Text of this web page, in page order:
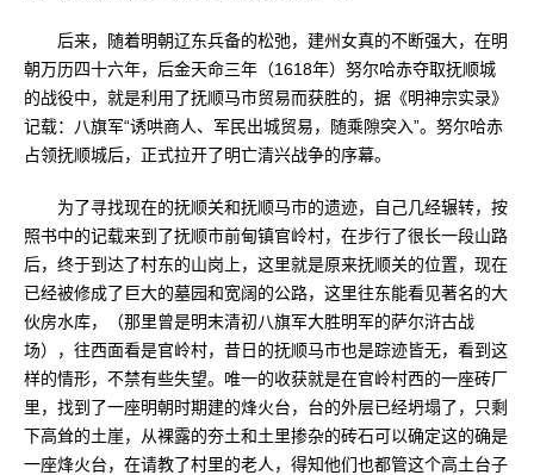
后来，随着明朝辽东兵备的松弛，建州女真的不断强大，在明
朝万历四十六年，后金天命三年（1618年）努尔哈赤夺取抚顺城
的战役中，就是利用了抚顺马市贸易而获胜的，据《明神宗实录》
记载：八旗军“诱哄商人、军民出城贸易，随乘隙突入”。努尔哈赤
占领抚顺城后，正式拉开了明亡清兴战争的序幕。
为了寻找现在的抚顺关和抚顺马市的遗迹，自己几经辗转，按
照书中的记载来到了抚顺市前甸镇官岭村，在步行了很长一段山路
后，终于到达了村东的山岗上，这里就是原来抚顺关的位置，现在
已经被修成了巨大的墓园和宽阔的公路，这里往东能看见著名的大
伙房水库，（那里曾是明末清初八旗军大胜明军的萨尔浒古战
场），往西面看是官岭村，昔日的抚顺马市也是踪迹皆无，看到这
样的情形，不禁有些失望。唯一的收获就是在官岭村西的一座砖厂
里，找到了一座明朝时期建的烽火台，台的外层已经坍塌了，只剩
下高耸的土崖，从裸露的夯土和土里掺杂的砖石可以确定这的确是
一座烽火台，在请教了村里的老人，得知他们也都管这个高土台子